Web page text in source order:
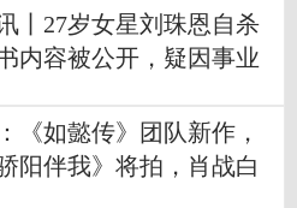
丨27岁女星刘珠恩自杀
内容被公开，疑因事业
《如懿传》团队新作，
阳伴我》将拍，肖战白